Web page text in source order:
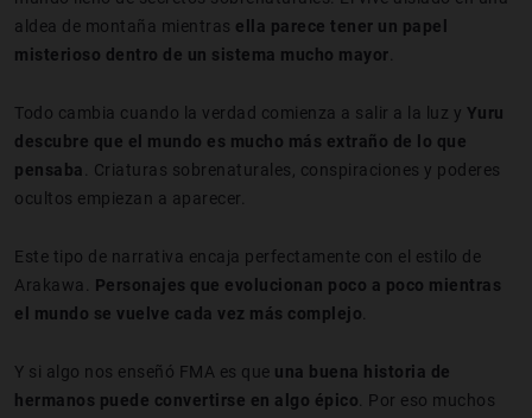
aldea de montaña mientras ella parece tener un papel
misterioso dentro de un sistema mucho mayor
Todo cambia cuando la verdad comienza a salir a la luz y Yuru
descubre que el mundo es mucho más extraño de lo que
pensaba . Criaturas sobrenaturales, conspiraciones y poderes
ocultos empiezan a aparecer.
Este tipo de narrativa encaja perfectamente con el estilo de
Arakawa. Personajes que evolucionan poco a poco mientras
el mundo se vuelve cada vez más complejo
Y si algo nos enseñó FMA es que una buena historia de
hermanos puede convertirse en algo épico . Por eso muchos